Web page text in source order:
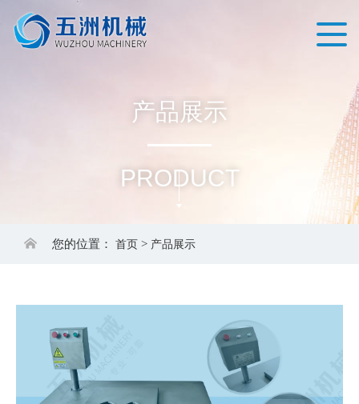
产品展示
PRODUCT
您的位置： 首页 > 产品展示